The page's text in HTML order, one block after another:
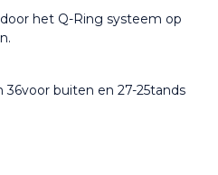
het Q-Ring systeem op
36voor buiten en 27-25tands